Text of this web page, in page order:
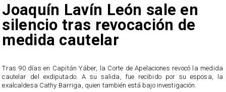
Joaquín Lavín León sale en
silencio tras revocación de
medida cautelar
Tras 90 días en Capitán Yáber, la Corte de Apelaciones revocó la medida
cautelar del exdiputado. A su salida, fue recibido por su esposa, la
exalcaldesa Cathy Barriga, quien también está bajo investigación.